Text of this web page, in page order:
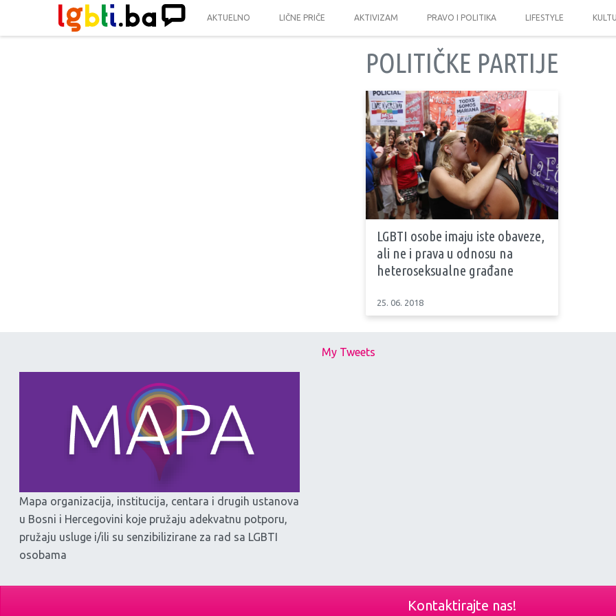
AKTUELNO LIČNE PRIČE AKTIVIZAM PRAVO I POLITIKA LIFESTYLE
POLITIČKE PARTIJE
LGBTI osobe imaju iste obaveze,
ali ne i prava u odnosu na
heteroseksualne građane
25. 06. 2018
Mapa organizacija, institucija, centara i drugih ustanova
u Bosni i Hercegovini koje pružaju adekvatnu potporu,
pružaju usluge i/ili su senzibilizirane za rad sa LGBTI
osobama
My Tweets
Kontaktirajte nas!